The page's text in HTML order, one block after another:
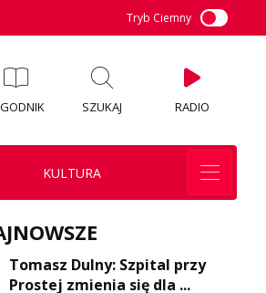
Tryb Ciemny
SZUKAJ RADIO
KULTURA
Tomasz Dulny: Szpital przy
Prostej zmienia się dla ...